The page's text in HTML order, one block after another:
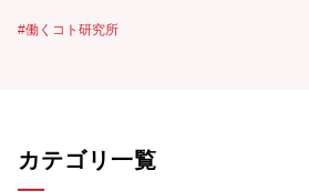
という人も多いのでは？ シンクタンク
とができるのか。日本生命グループのシン
働くコト研究所
カテゴリ一覧